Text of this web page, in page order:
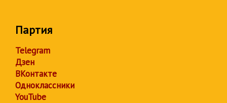
Партия
Telegram
Дзен
ВКонтакте
Одноклассники
YouTube